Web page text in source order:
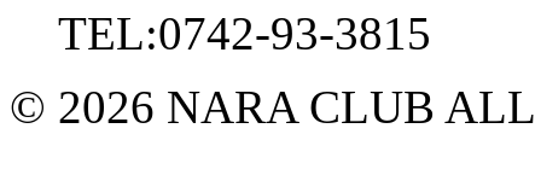
TEL:0742-93-3815
© 2026 NARA CLUB ALL